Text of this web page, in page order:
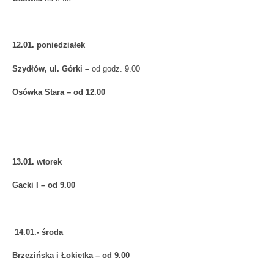
12.01. poniedziałek
Szydłów, ul. Górki – od godz. 9.00
Osówka Stara – od 12.00
13.01. wtorek
Gacki I – od 9.00
14.01.- środa
Brzezińska i Łokietka – od 9.00